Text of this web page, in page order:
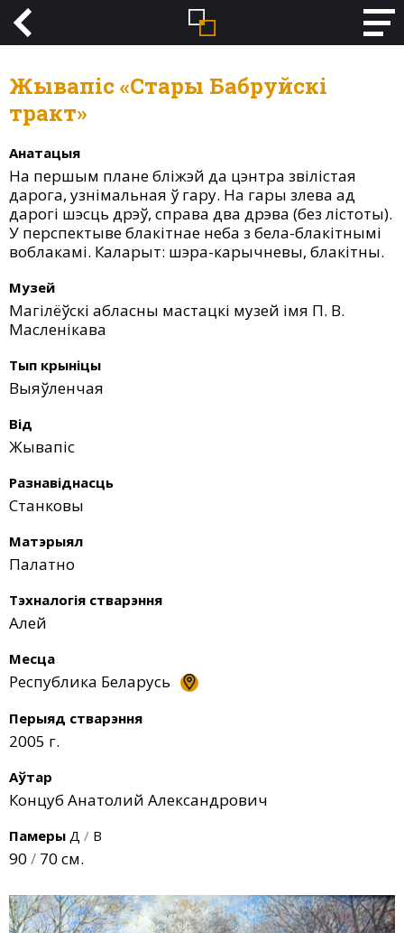
Жывапіс «Стары Бабруйскі
тракт»
Анатацыя
На першым плане бліжэй да цэнтра звілістая
дарога, узнімальная ў гару. На гары злева ад
дарогі шэсць дрэў, справа два дрэва (без лістоты).
У перспектыве блакітнае неба з бела-блакітнымі
воблакамі. Каларыт: шэра-карычневы, блакітны.
Музей
Магілёўскі абласны мастацкі музей імя П. В.
Масленікава
Тып крыніцы
Выяўленчая
Від
Жывапіс
Разнавіднасць
Станковы
Матэрыял
Палатно
Тэхналогія стварэння
Алей
Месца
Республика Беларусь
Перыяд стварэння
2005 г.
Аўтар
Концуб Анатолий Александрович
Памеры Д / В
90 / 70 см.